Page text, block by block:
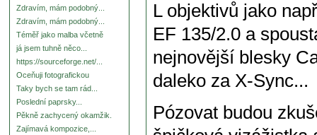
Zdravím, mám podobný...
Zdravím, mám podobný...
Téměř jako malba včetně
já jsem tuhně něco...
https://sourceforge.net/...
Oceňuji fotografickou
Taky bych se tam rád...
Poslední paprsky...
Pěkně zachycený okamžik.
Zajímavá kompozice,...
L objektivů jako
EF 135/2.0 a
nejnovější blesky
daleko za X-Sync...
Pózovat budou